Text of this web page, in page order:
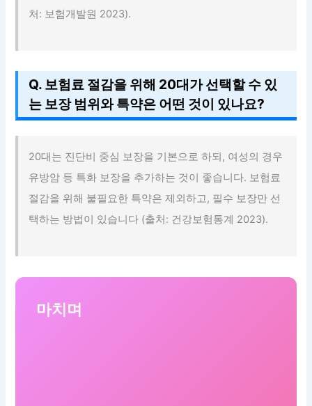
처: 보험개발원 2023).
Q. 보험료 절감을 위해 20대가 선택할 수 있
는 보장 범위와 특약은 어떤 것이 있나요?
20대는 진단비 중심 보장을 기본으로 하되, 여성의 경우
유방암 등 특화 보장을 추가하는 것이 좋습니다. 보험료
절감을 위해 불필요한 특약은 제외하고, 필수 보장만 선
택하는 방법이 있습니다 (출처: 건강보험통계 2023).
마치며